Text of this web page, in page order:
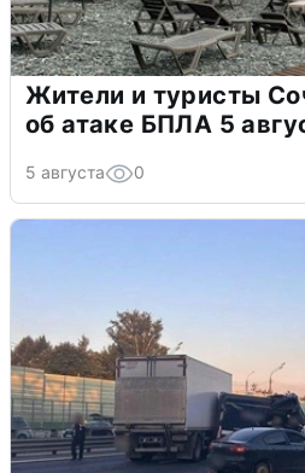
Жители и туристы
об атаке БПЛА 5
5 августа 0